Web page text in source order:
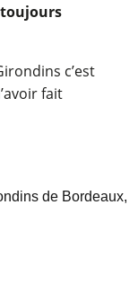
c’est
fait
de Bordeaux,